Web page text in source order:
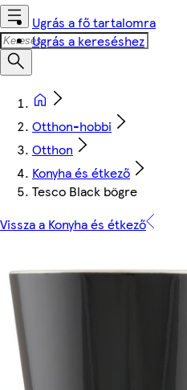
Ugrás a fő tartalomra
Ugrás a kereséshez
Otthon-hobbi
Otthon
Konyha és étkező
Tesco Black bögre
Vissza a Konyha és étkező